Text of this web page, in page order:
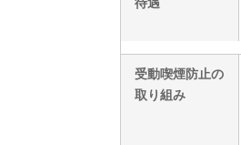
受動喫煙防止の
取り組み